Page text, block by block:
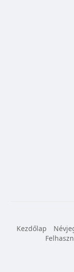
Kezdőlap